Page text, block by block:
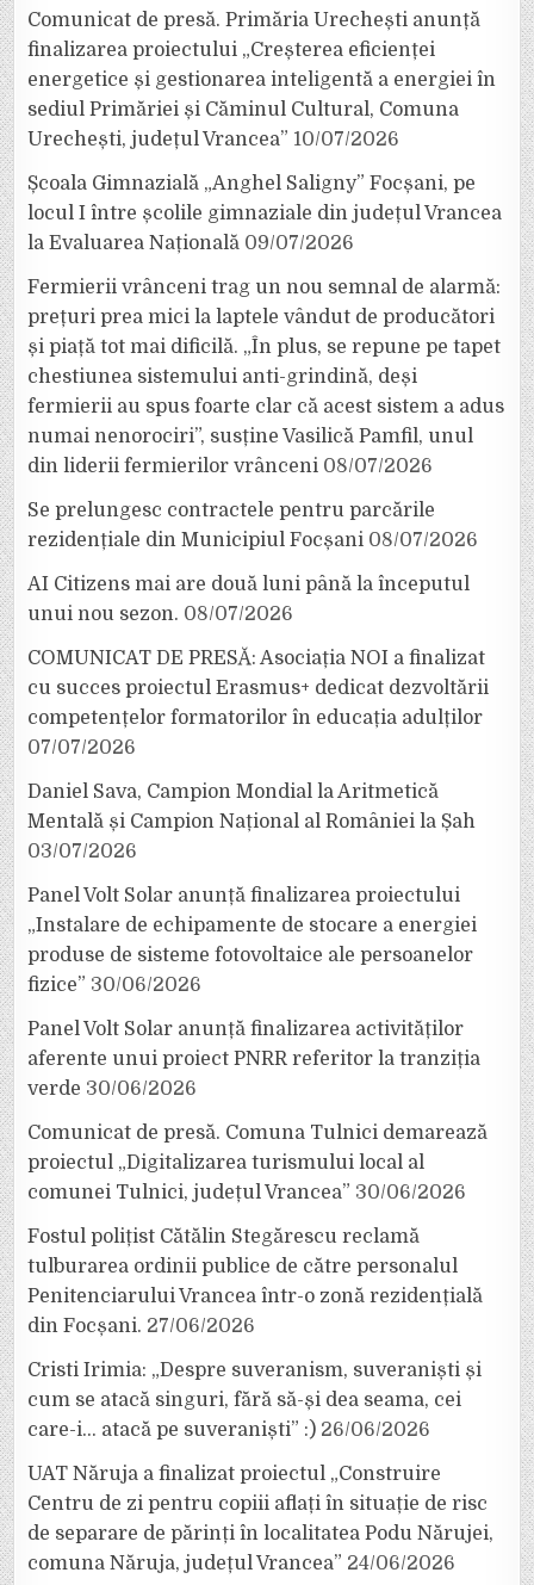
Comunicat de presă. Primăria Urechești anunță
finalizarea proiectului „Creșterea eficienței
energetice și gestionarea inteligentă a energiei în
sediul Primăriei și Căminul Cultural, Comuna
Urechești, județul Vrancea” 10/07/2026
Școala Gimnazială „Anghel Saligny” Focșani, pe
locul I între școlile gimnaziale din județul Vrancea
la Evaluarea Națională 09/07/2026
Fermierii vrânceni trag un nou semnal de alarmă:
prețuri prea mici la laptele vândut de producători
și piață tot mai dificilă. „În plus, se repune pe tapet
chestiunea sistemului anti-grindină, deși
fermierii au spus foarte clar că acest sistem a adus
numai nenorociri”, susține Vasilică Pamfil, unul
din liderii fermierilor vrânceni 08/07/2026
Se prelungesc contractele pentru parcările
rezidențiale din Municipiul Focșani 08/07/2026
AI Citizens mai are două luni până la începutul
unui nou sezon. 08/07/2026
COMUNICAT DE PRESĂ: Asociația NOI a finalizat
cu succes proiectul Erasmus+ dedicat dezvoltării
competențelor formatorilor în educația adulților
07/07/2026
Daniel Sava, Campion Mondial la Aritmetică
Mentală și Campion Național al României la Șah
03/07/2026
Panel Volt Solar anunță finalizarea proiectului
„Instalare de echipamente de stocare a energiei
produse de sisteme fotovoltaice ale persoanelor
fizice” 30/06/2026
Panel Volt Solar anunță finalizarea activităților
aferente unui proiect PNRR referitor la tranziția
verde 30/06/2026
Comunicat de presă. Comuna Tulnici demarează
proiectul „Digitalizarea turismului local al
comunei Tulnici, județul Vrancea” 30/06/2026
Fostul polițist Cătălin Stegărescu reclamă
tulburarea ordinii publice de către personalul
Penitenciarului Vrancea într-o zonă rezidențială
din Focșani. 27/06/2026
Cristi Irimia: „Despre suveranism, suveraniști și
cum se atacă singuri, fără să-și dea seama, cei
care-i… atacă pe suveraniști” :) 26/06/2026
UAT Năruja a finalizat proiectul „Construire
Centru de zi pentru copiii aflați în situație de risc
de separare de părinți în localitatea Podu Nărujei,
comuna Năruja, județul Vrancea” 24/06/2026